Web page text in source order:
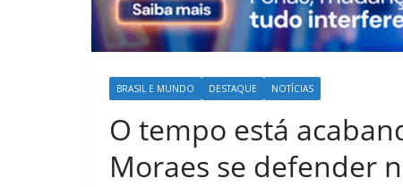
BRASIL E MUNDO DESTAQUE NOTÍCIAS
O tempo está
Moraes se defender